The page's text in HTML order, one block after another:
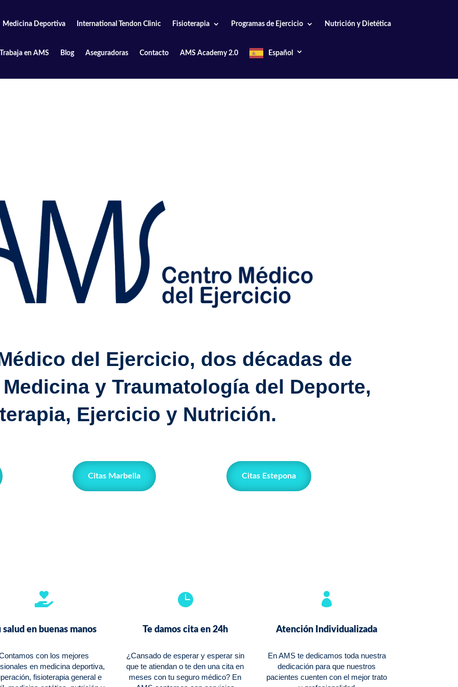
Medicina Deportiva International Tendon Clinic Fisioterapia Programas de Ejercicio Nutrición y Dietética
Trabaja en AMS Blog Aseguradoras Contacto AMS Academy 2.0 Español
del Ejercicio, dos décadas de
y Traumatología del Deporte,
Ejercicio y Nutrición.
Citas Marbella Citas Estepona

salud en buenas manos
con los mejores
en medicina deportiva,
fisioterapia general e

Te damos cita en 24h
¿Cansado de esperar y esperar sin
que te atiendan o te den una cita en
meses con tu seguro médico? En

Atención Individualizada
En AMS te dedicamos toda nuestra
dedicación para que nuestros
pacientes cuenten con el mejor trato